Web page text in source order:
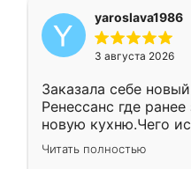
yaroslava1986
3 августа 2026
Заказала себе
Ренессанс где
новую кухню.Чего
вполне довольна.
два года, нареканий
Читать полностью